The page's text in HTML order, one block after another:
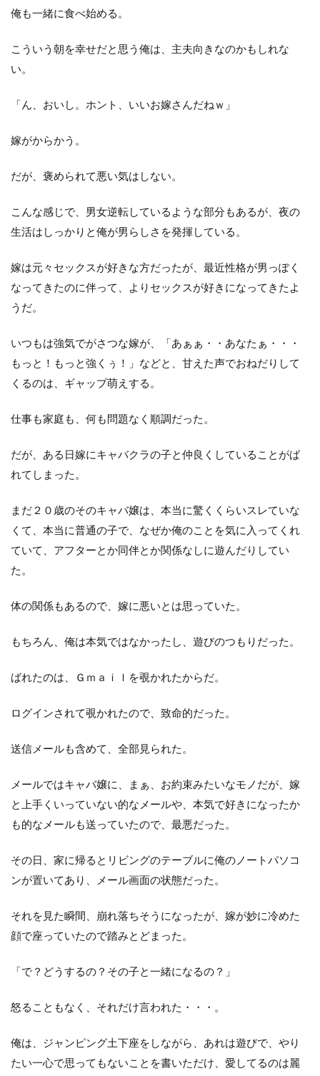
俺も一緒に食べ始める。
こういう朝を幸せだと思う俺は、主夫向きなのかもしれな
い。
「ん、おいし。ホント、いいお嫁さんだねｗ」
嫁がからかう。
だが、褒められて悪い気はしない。
こんな感じで、男女逆転しているような部分もあるが、夜の
生活はしっかりと俺が男らしさを発揮している。
嫁は元々セックスが好きな方だったが、最近性格が男っぽく
なってきたのに伴って、よりセックスが好きになってきたよ
うだ。
いつもは強気でがさつな嫁が、「あぁぁ・・あなたぁ・・・
もっと！もっと強くぅ！」などと、甘えた声でおねだりして
くるのは、ギャップ萌えする。
仕事も家庭も、何も問題なく順調だった。
だが、ある日嫁にキャバクラの子と仲良くしていることがば
れてしまった。
まだ２０歳のそのキャバ嬢は、本当に驚くくらいスレていな
くて、本当に普通の子で、なぜか俺のことを気に入ってくれ
ていて、アフターとか同伴とか関係なしに遊んだりしてい
た。
体の関係もあるので、嫁に悪いとは思っていた。
もちろん、俺は本気ではなかったし、遊びのつもりだった。
ばれたのは、Ｇｍａｉｌを覗かれたからだ。
ログインされて覗かれたので、致命的だった。
送信メールも含めて、全部見られた。
メールではキャバ嬢に、まぁ、お約束みたいなモノだが、嫁
と上手くいっていない的なメールや、本気で好きになったか
も的なメールも送っていたので、最悪だった。
その日、家に帰るとリビングのテーブルに俺のノートパソコ
ンが置いてあり、メール画面の状態だった。
それを見た瞬間、崩れ落ちそうになったが、嫁が妙に冷めた
顔で座っていたので踏みとどまった。
「で？どうするの？その子と一緒になるの？」
怒ることもなく、それだけ言われた・・・。
俺は、ジャンピング土下座をしながら、あれは遊びで、やり
たい一心で思ってもないことを書いただけ、愛してるのは麗